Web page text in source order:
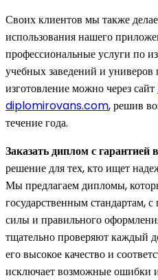
Своих клиентов мы также
использования нашего
профессиональные услуги по
учебных заведений и универов
изготовление можно через сайт
diplomirovans.com, решив
течение года.
Заказать диплом с гарантией
решение для тех, кто ищет
Мы предлагаем дипломы,
государственным стандартам,
силы и правильного
тщательно проверяют каждый
его высокое качество и
исключает возможные ошибки